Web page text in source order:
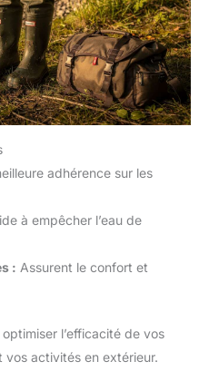
adhérence sur les
à empêcher l’eau de
: Assurent le confort et
l’efficacité de vos
activités en extérieur.